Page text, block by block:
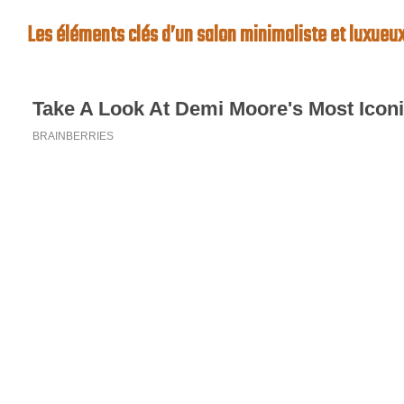
Les éléments clés d’un salon minimaliste et